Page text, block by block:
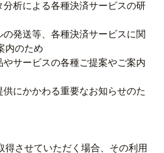
析による各種決済サービスの研
発送等、各種決済サービスに関
内のため
サービスの各種ご提案やご案内
にかかわる重要なお知らせのた
得させていただく場合、その利用